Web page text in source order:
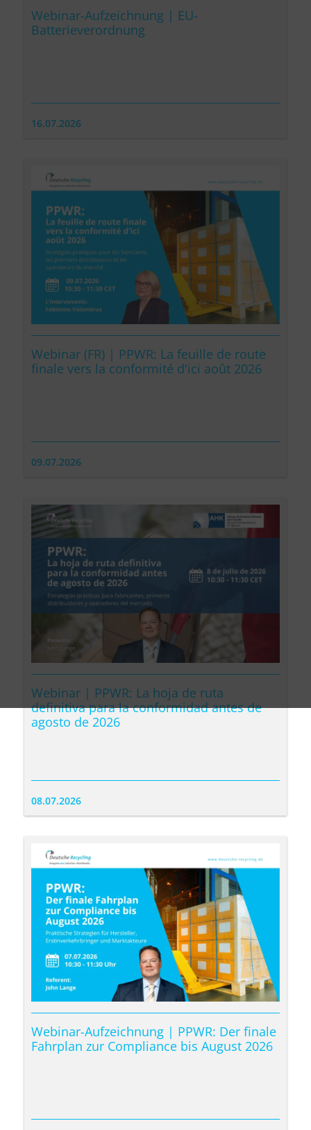
Webinar-Aufzeichnung | EU-
Batterieverordnung
16.07.2026
Webinar (FR) | PPWR: La feuille de route
finale vers la conformité d'ici août 2026
09.07.2026
Webinar | PPWR: La hoja de ruta
definitiva para la conformidad antes de
agosto de 2026
08.07.2026
Webinar-Aufzeichnung | PPWR: Der finale
Fahrplan zur Compliance bis August 2026